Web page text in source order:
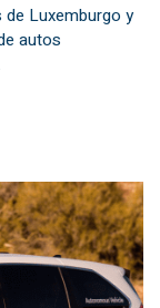
Luxemburgo y
autos